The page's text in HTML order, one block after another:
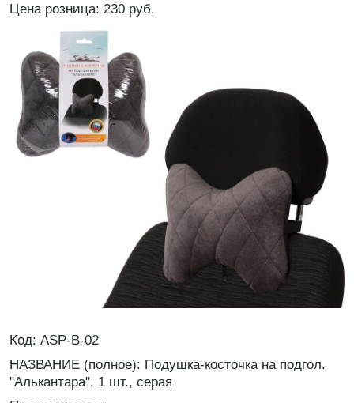
Цена розница: 230 руб.
Код: ASP-B-02
НАЗВАНИЕ (полное): Подушка-косточка на подгол.
"Алькантара", 1 шт., серая